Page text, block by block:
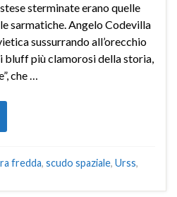
sterminate erano quelle
sarmatiche. Angelo Codevilla
sussurrando all’orecchio
bluff più clamorosi della storia,
che …
fredda, scudo spaziale, Urss,